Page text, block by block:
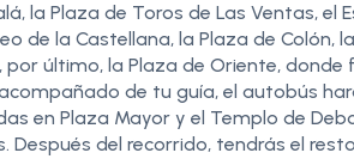
la Plaza de Toros de Las Ventas, el
de la Castellana, la Plaza de Colón,
por último, la Plaza de Oriente, donde
de tu guía, el autobús
en Plaza Mayor y el Templo de
Después del recorrido, tendrás el